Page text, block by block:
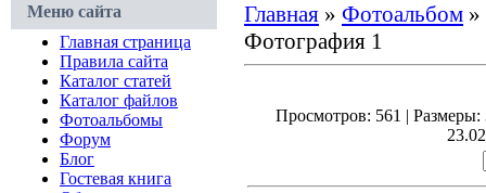
Меню сайта
Главная страница
Правила сайта
Каталог статей
Каталог файлов
Фотоальбомы
Форум
Блог
Гостевая книга
Главная » Фотоальбом »
Фотография 1
Просмотров: 561 |